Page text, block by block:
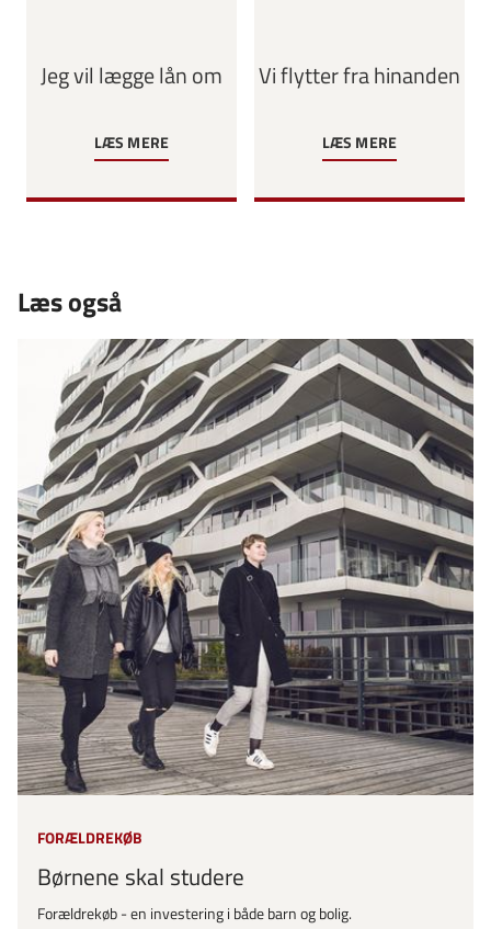
Jeg vil lægge lån om
LÆS MERE
Vi flytter fra hinanden
LÆS MERE
Læs også
FORÆLDREKØB
Børnene skal studere
Forældrekøb - en investering i både barn og bolig.